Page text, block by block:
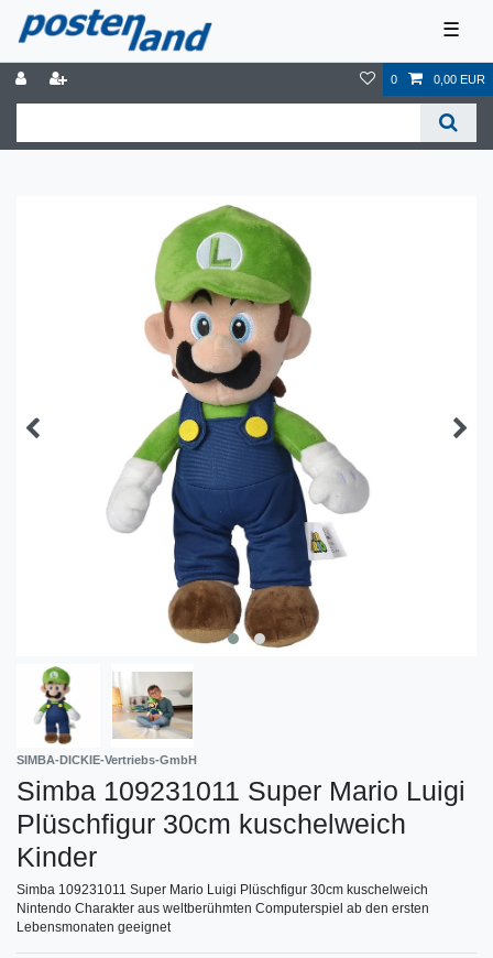
☰
0 0,00 EUR
SIMBA-DICKIE-Vertriebs-GmbH
Simba 109231011 Super Mario Luigi
Plüschfigur 30cm kuschelweich
Kinder
Simba 109231011 Super Mario Luigi Plüschfigur 30cm kuschelweich
Nintendo Charakter aus weltberühmten Computerspiel ab den ersten
Lebensmonaten geeignet